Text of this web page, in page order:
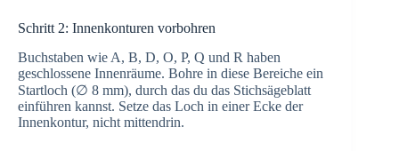
Schritt 2: Innenkonturen vorbohren
Buchstaben wie A, B, D, O, P, Q und R haben
geschlossene Innenräume. Bohre in diese Bereiche ein
Startloch (∅ 8 mm), durch das du das Stichsägeblatt
einführen kannst. Setze das Loch in einer Ecke der
Innenkontur, nicht mittendrin.